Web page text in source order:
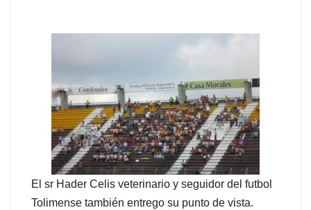
El sr Hader Celis veterinario y seguidor del futbol
Tolimense también entrego su punto de vista.